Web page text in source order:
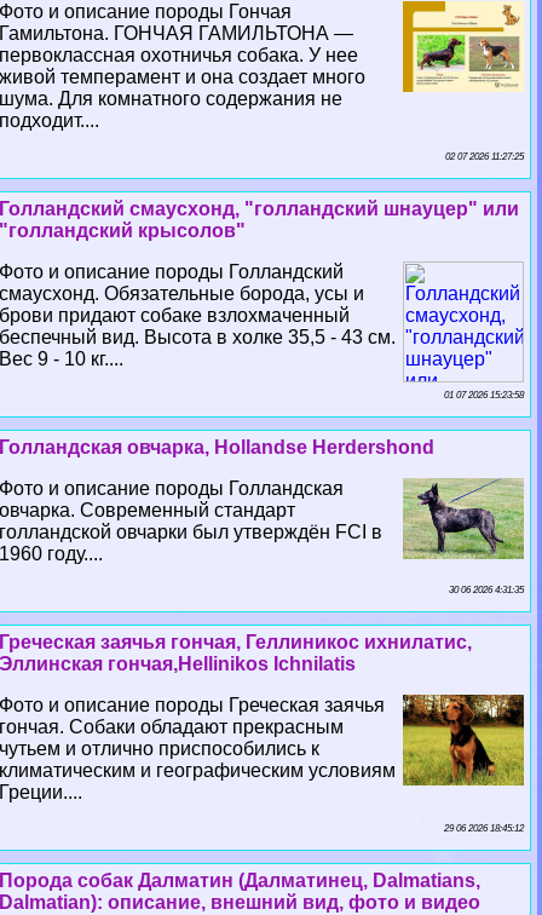
Фото и описание породы Гончая
Гамильтона. ГОНЧАЯ ГАМИЛЬТОНА —
первоклассная охотничья собака. У нее
живой темперамент и она создает много
шума. Для комнатного содержания не
подходит....
02 07 2026 11:27:25
Голландский смаусхонд, "голландский шнауцер" или
"голландский крысолов"
Фото и описание породы Голландский
смаусхонд. Обязательные борода, усы и
брови придают собаке взлохмаченный
беспечный вид. Высота в холке 35,5 - 43 см.
Вес 9 - 10 кг....
01 07 2026 15:23:58
Голландская овчарка, Hollandse Herdershond
Фото и описание породы Голландская
овчарка. Современный стандарт
голландской овчарки был утверждён FCI в
1960 году....
30 06 2026 4:31:35
Греческая заячья гончая, Геллиникос ихнилатис,
Эллинская гончая,Hellinikos Ichnilatis
Фото и описание породы Греческая заячья
гончая. Собаки обладают прекрасным
чутьем и отлично приспособились к
климатическим и географическим условиям
Греции....
29 06 2026 18:45:12
Порода собак Далматин (Далматинец, Dalmatians,
Dalmatian): описание, внешний вид, фото и видео